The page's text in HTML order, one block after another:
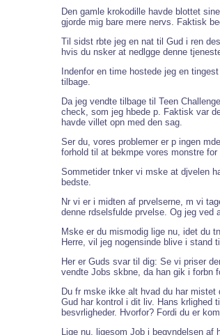
Den gamle krokodille havde blottet
gjorde mig bare mere nervs. Faktisk
Til sidst rbte jeg en nat til Gud i ren
hvis du nsker at nedlgge denne
Indenfor en time hostede jeg en
tilbage.
Da jeg vendte tilbage til Teen
check, som jeg hbede p. Faktisk var
havde villet opn med den sag.
Ser du, vores problemer er p ingen
forhold til at bekmpe vores monstre for
Sommetider tnker vi mske at djvelen
bedste.
Nr vi er i midten af prvelserne, m vi
denne rdselsfulde prvelse. Og jeg ved
Mske er du mismodig lige nu, idet du
Herre, vil jeg nogensinde blive i stand
Her er Guds svar til dig: Se vi priser
vendte Jobs skbne, da han gik i forbn
Du fr mske ikke alt hvad du har
Gud har kontrol i dit liv. Hans krlighed
besvrligheder. Hvorfor? Fordi du er
Lige nu, ligesom Job i begyndelsen af